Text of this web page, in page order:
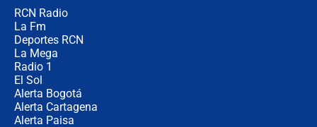
RCN Radio
La Fm
Deportes RCN
La Mega
Radio 1
El Sol
Alerta Bogotá
Alerta Cartagena
Alerta Paisa